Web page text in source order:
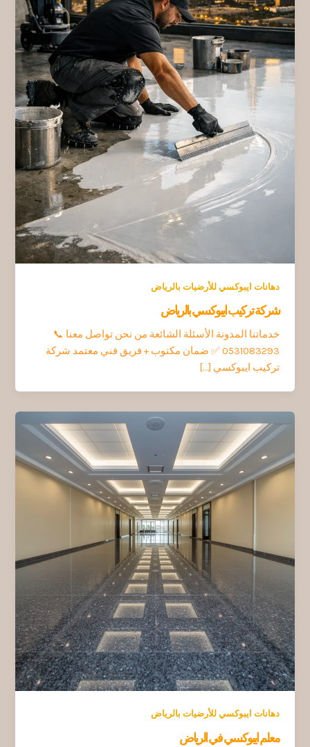
دهانات ايبوكسي للأرضيات بالرياض
شركة تركيب ايبوكسي بالرياض
خدماتنا المدونة الأسئلة الشائعة من نحن تواصل معنا 📞
0531083293 ✅ ضمان مكتوب + فريق فني معتمد شركة
تركيب ايبوكسي […]
دهانات ايبوكسي للأرضيات بالرياض
معلم ايبوكسي في الرياض